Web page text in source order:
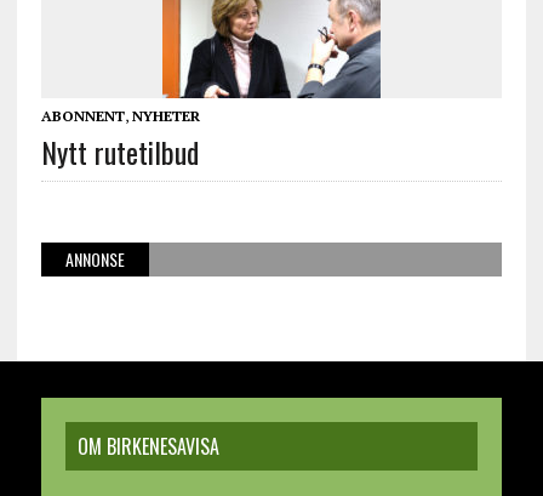
ABONNENT, NYHETER
Nytt rutetilbud
ANNONSE
OM BIRKENESAVISA